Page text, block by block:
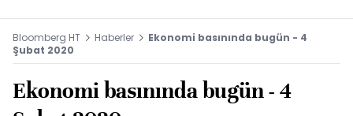
Bloomberg HT Haberler
Ekonomi basınında bugün - 4
Şubat 2020
Ekonomi basınında bugün - 4